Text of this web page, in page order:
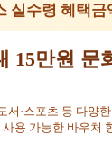
실수령 혜택금
15만원 문
서·스포츠 등 다양
용 가능한 바우처